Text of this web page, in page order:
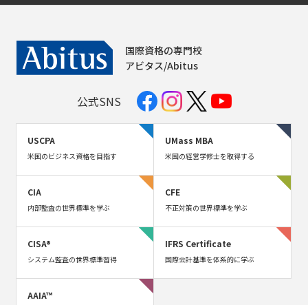
国際資格の専門校
アビタス/Abitus
公式SNS
USCPA
米国のビジネス資格を目指す
UMass MBA
米国の経営学修士を取得する
CIA
内部監査の世界標準を学ぶ
CFE
不正対策の世界標準を学ぶ
CISA®
システム監査の世界標準習得
IFRS Certificate
国際会計基準を体系的に学ぶ
AAIA™